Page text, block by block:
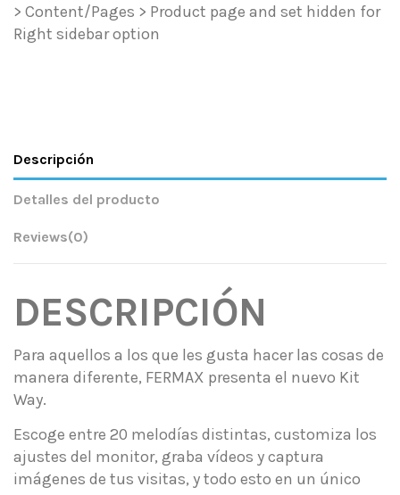
> Content/Pages > Product page and set hidden for
Right sidebar option
Descripción
Detalles del producto
Reviews(0)
DESCRIPCIÓN
Para aquellos a los que les gusta hacer las cosas de
manera diferente, FERMAX presenta el nuevo Kit
Way.
Escoge entre 20 melodías distintas, customiza los
ajustes del monitor, graba vídeos y captura
imágenes de tus visitas, y todo esto en un único